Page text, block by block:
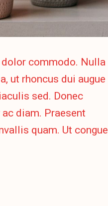
commodo. Nulla
ut rhoncus dui augue
sed. Donec
diam. Praesent
quam. Ut congue